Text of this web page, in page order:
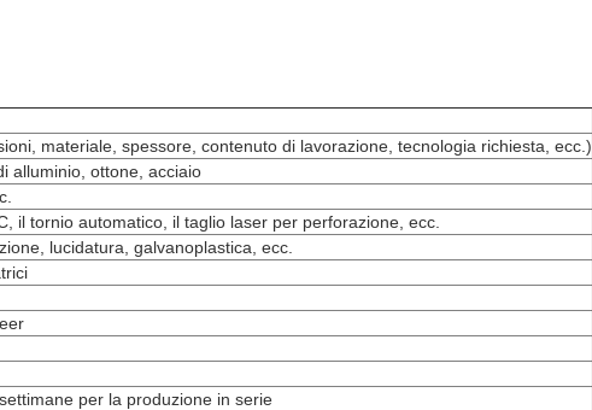
materiale, spessore, contenuto di lavorazione, tecnologia richiesta, ecc.)
alluminio, ottone, acciaio
il tornio automatico, il taglio laser per perforazione, ecc.
lucidatura, galvanoplastica, ecc.
per la produzione in serie